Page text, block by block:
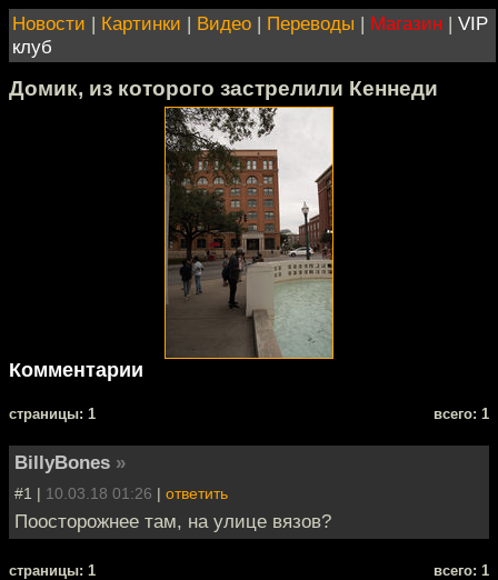
Новости | Картинки | Видео | Переводы | Магазин | VIP
клуб
Домик, из которого застрелили Кеннеди
Комментарии
cтраницы: 1 всего: 1
BillyBones »
#1 | 10.03.18 01:26 | ответить
Поосторожнее там, на улице вязов?
cтраницы: 1 всего: 1